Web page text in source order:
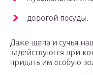
дорогой посуды.
Даже щепа и сучья
задействуются при
придать им особую